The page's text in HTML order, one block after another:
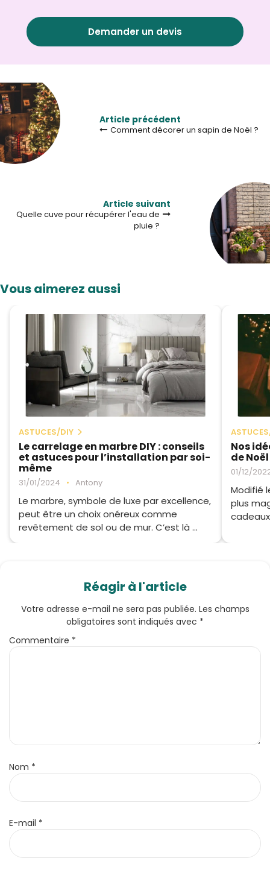
Demander un devis
Article précédent
Comment décorer un sapin de Noël ?
Article suivant
Quelle cuve pour récupérer l'eau de
pluie ?
Vous aimerez aussi
ASTUCES/DIY
Le carrelage en marbre DIY : conseils
et astuces pour l’installation par soi-
même
31/01/2024 • Antony
Le marbre, symbole de luxe par excellence,
peut être un choix onéreux comme
revêtement de sol ou de mur. C’est là ...
Nos
de
01/12/
Modifié
plus
Réagir à l'article
Votre adresse e-mail ne sera pas publiée. Les champs
obligatoires sont indiqués avec *
Commentaire *
Nom *
E-mail *